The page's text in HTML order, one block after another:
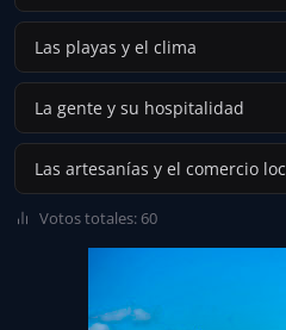
Las playas y el clima
La gente y su hospitalidad
Las artesanías y el comercio
Votos totales: 60